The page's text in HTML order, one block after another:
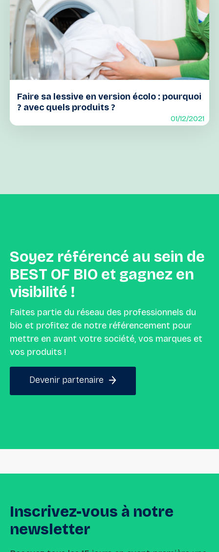
Faire sa lessive en version écolo : pourquoi
? avec quels produits ?
01/12/2021
Soyez référencé au sein de
BEST OF BIO et gagnez en
visibilité !
Faites partie du réseau des professionnels du
bio et profitez de notre référencement pour
mettre en avant votre société, vos marques et
vos produits !
Devenir partenaire
Inscrivez-vous à notre
newsletter